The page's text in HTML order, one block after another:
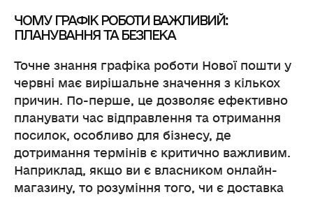
ЧОМУ ГРАФІК РОБОТИ ВАЖЛИВИЙ:
ПЛАНУВАННЯ ТА БЕЗПЕКА
Точне знання графіка роботи Нової пошти у
червні має вирішальне значення з кількох
причин. По-перше, це дозволяє ефективно
планувати час відправлення та отримання
посилок, особливо для бізнесу, де
дотримання термінів є критично важливим.
Наприклад, якщо ви є власником онлайн-
магазину, то розуміння того, чи є доставка